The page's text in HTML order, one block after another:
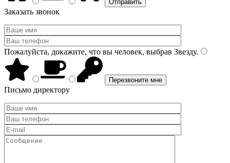
Заказать звонок
Пожалуйста, докажите, что вы человек, выбрав Звезду.
Письмо директору